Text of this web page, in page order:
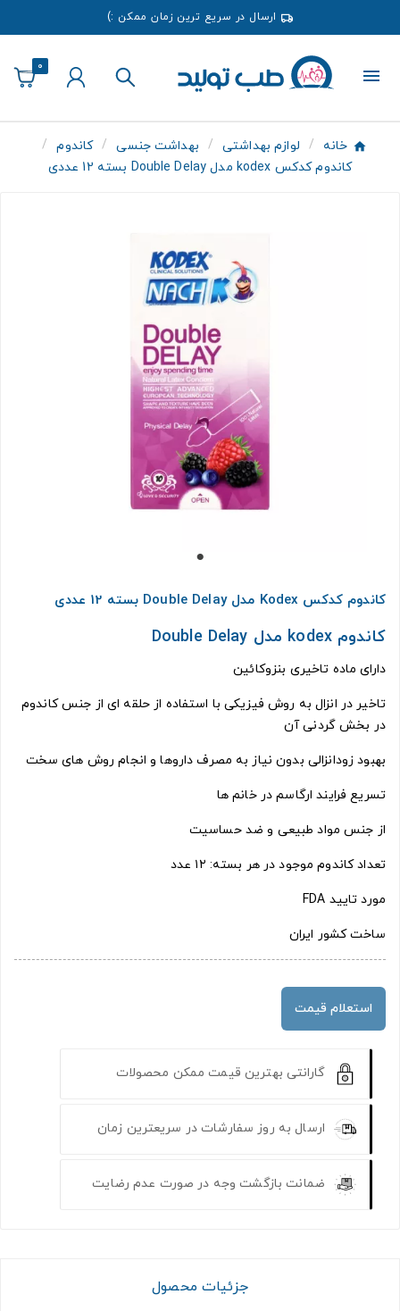
ارسال در سریع ترین زمان ممکن :)
0
خانه لوازم بهداشتی بهداشت جنسی
کاندوم
کاندوم کدکس kodex مدل Double Delay بسته 12 عددی
کاندوم کدکس Kodex مدل Double Delay بسته 12 عددی
کاندوم kodex مدل Double Delay
دارای ماده تاخیری بنزوکائین
تاخیر در انزال به روش فیزیکی با استفاده از حلقه ای از جنس کاندوم
در بخش گردنی آن
بهبود زودانزالی بدون نیاز به مصرف داروها و انجام روش های سخت
تسریع فرایند ارگاسم در خانم ها
از جنس مواد طبیعی و ضد حساسیت
تعداد کاندوم موجود در هر بسته: ۱۲ عدد
مورد تایید FDA
ساخت کشور ایران
استعلام قیمت
گارانتی بهترین قیمت ممکن محصولات
ارسال به روز سفارشات در سریعترین زمان
ضمانت بازگشت وجه در صورت عدم رضایت
جزئیات محصول